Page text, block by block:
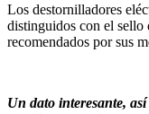
Los destornilladores
distinguidos con el sello
recomendados por sus
Un dato interesante,